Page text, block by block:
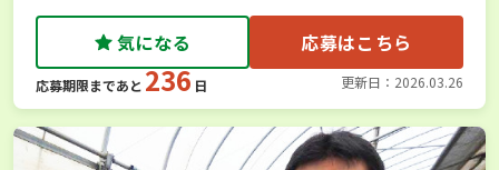
気になる 応募はこちら
応募期限まであと 236 日 更新日：2026.03.26